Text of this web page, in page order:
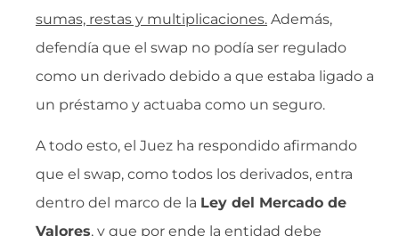
sumas, restas y multiplicaciones. Además,
defendía que el swap no podía ser regulado
como un derivado debido a que estaba ligado a
un préstamo y actuaba como un seguro.
A todo esto, el Juez ha respondido afirmando
que el swap, como todos los derivados, entra
dentro del marco de la Ley del Mercado de
Valores, y que por ende la entidad debe